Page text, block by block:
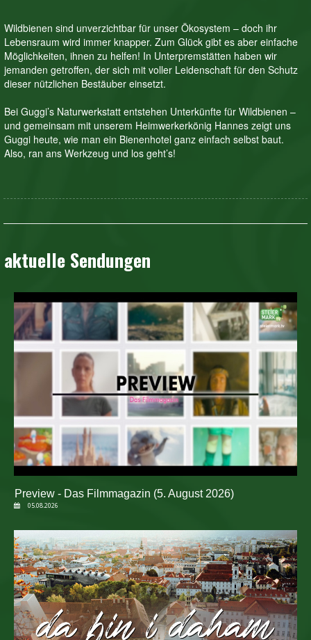
Wildbienen sind unverzichtbar für unser Ökosystem – doch ihr
Lebensraum wird immer knapper. Zum Glück gibt es aber einfache
Möglichkeiten, ihnen zu helfen! In Unterpremstätten haben wir
jemanden getroffen, der sich mit voller Leidenschaft für den Schutz
dieser nützlichen Bestäuber einsetzt.
Bei Guggi’s Naturwerkstatt entstehen Unterkünfte für Wildbienen –
und gemeinsam mit unserem Heimwerkerkönig Hannes zeigt uns
Guggi heute, wie man ein Bienenhotel ganz einfach selbst baut.
Also, ran ans Werkzeug und los geht’s!
aktuelle Sendungen
Preview - Das Filmmagazin (5. August 2026)
05.08.2026